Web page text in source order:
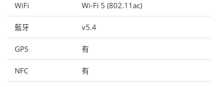
WiFi Wi-Fi 5 (802.11ac)
藍牙 v5.4
GPS 有
NFC 有